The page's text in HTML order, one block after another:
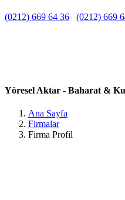
(0212) 669 64 36 (0212) 669
Yöresel Aktar - Baharat &
Ana Sayfa
Firmalar
Firma Profil